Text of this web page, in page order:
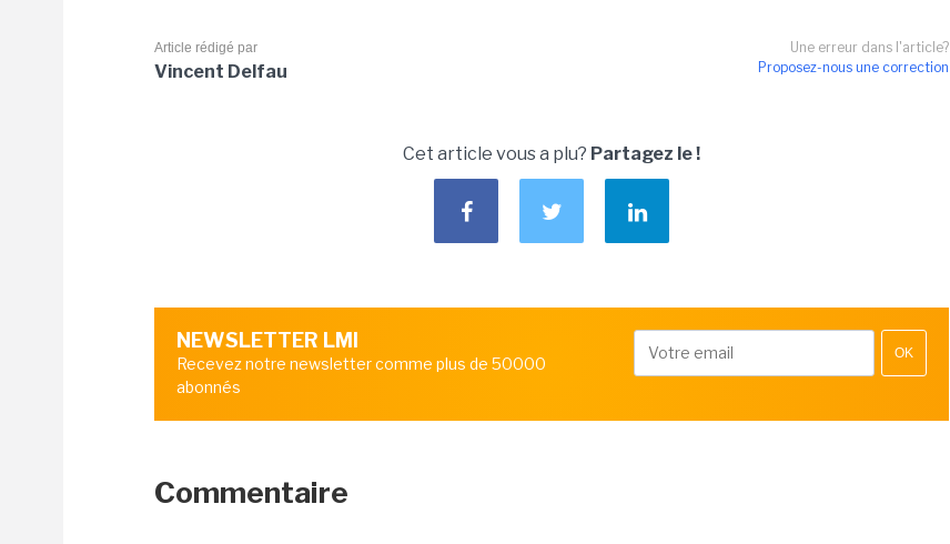
Une erreur dans l'article?
Proposez-nous une correction
Article rédigé par
Vincent Delfau
Cet article vous a plu? Partagez le !
NEWSLETTER LMI
Recevez notre newsletter comme plus de 50000
abonnés
OK
Commentaire